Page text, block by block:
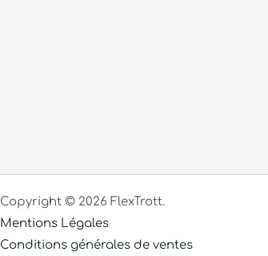
Copyright © 2026 FlexTrott.
Mentions Légales
Conditions générales de ventes